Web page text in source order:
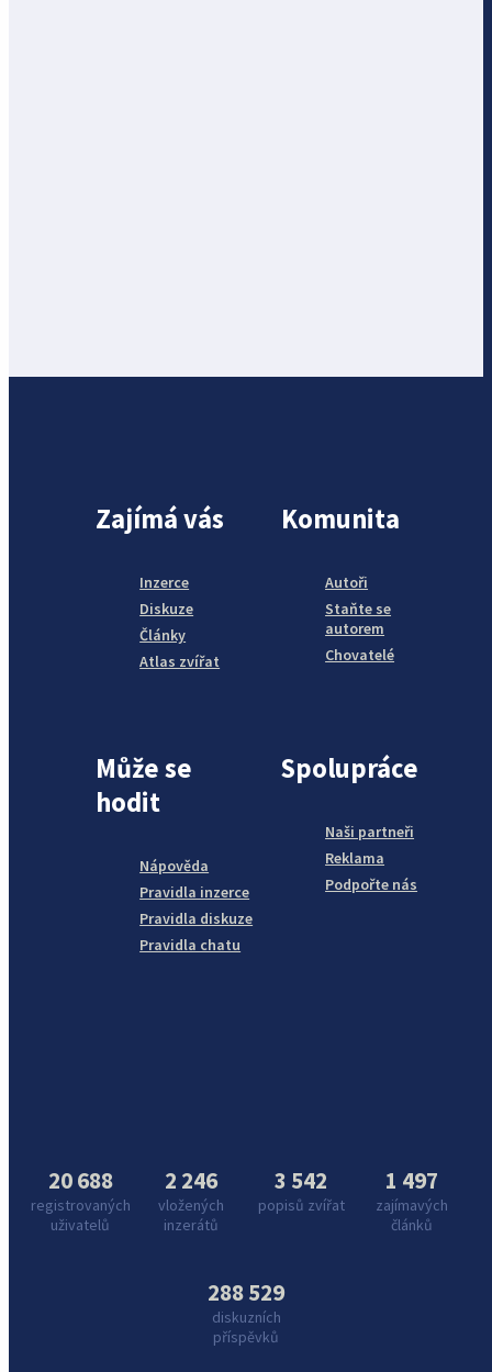
Zajímá vás
Inzerce
Diskuze
Články
Atlas zvířat
Komunita
Autoři
Staňte se
autorem
Chovatelé
Může se
hodit
Nápověda
Pravidla inzerce
Pravidla diskuze
Pravidla chatu
Spolupráce
Naši partneři
Reklama
Podpořte nás
20 688
registrovaných
uživatelů
2 246
vložených
inzerátů
3 542
popisů zvířat
1 497
zajímavých
článků
288 529
diskuzních
příspěvků